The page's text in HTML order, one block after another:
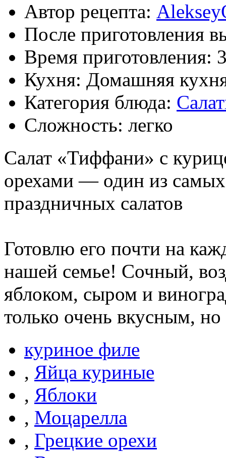
Автор рецепта:
После приготовления
Время приготовления:
Кухня: Домашняя
Категория блюда:
Сложность: легко
Салат «Тиффани» с
орехами — один из
праздничных салатов
Готовлю его почти на
нашей семье! Сочный,
яблоком, сыром и
только очень вкусным,
куриное филе
, Яйца куриные
, Яблоки
, Моцарелла
, Грецкие орехи